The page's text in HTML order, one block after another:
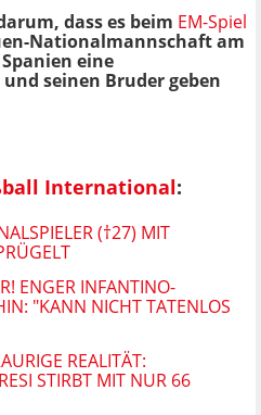
dass es beim EM-Spiel
Nationalmannschaft am
eine
seinen Bruder geben
International:
(†27) MIT
ENGER INFANTINO-V
"KANN NICHT TATENLOS ZU
REALITÄT:
STIRBT MIT NUR 66